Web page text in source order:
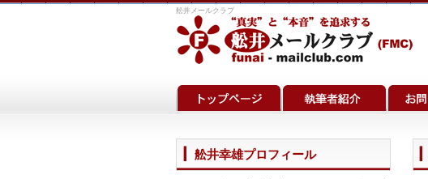
舩井メールクラブ
舩井幸雄プロフィール